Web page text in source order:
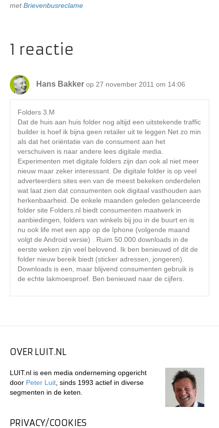
metBrievenbusreclame
1 reactie
Hans Bakker op 27 november 2011 om 14:06
Folders 3.M
Dat de huis aan huis folder nog altijd een uitstekende traffic
builder is hoef ik bijna geen retailer uit te leggen Net zo min
als dat het oriëntatie van de consument aan het
verschuiven is naar andere lees digitale media.
Experimenten met digitale folders zijn dan ook al niet meer
nieuw maar zeker interessant. De digitale folder is op veel
adverteerders sites een van de meest bekeken onderdelen
wat laat zien dat consumenten ook digitaal vasthouden aan
herkenbaarheid. De enkele maanden geleden gelanceerde
folder site Folders.nl biedt consumenten maatwerk in
aanbiedingen, folders van winkels bij jou in de buurt en is
nu ook life met een app op de Iphone (volgende maand
volgt de Android versie) . Ruim 50.000 downloads in de
eerste weken zijn veel belovend. Ik ben benieuwd of dit de
folder nieuw bereik biedt (sticker adressen, jongeren).
Downloads is een, maar blijvend consumenten gebruik is
de echte lakmoesproef. Ben benieuwd naar de cijfers.
OVER LUIT.NL
LUIT.nl is een media onderneming opgericht
door Peter Luit , sinds 1993 actief in diverse
segmenten in de keten.
PRIVACY/COOKIES